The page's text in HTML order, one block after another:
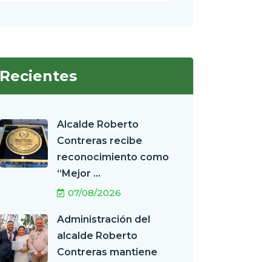
Recientes
Alcalde Roberto
Contreras recibe
reconocimiento como
“Mejor ...
07/08/2026
Administración del
alcalde Roberto
Contreras mantiene